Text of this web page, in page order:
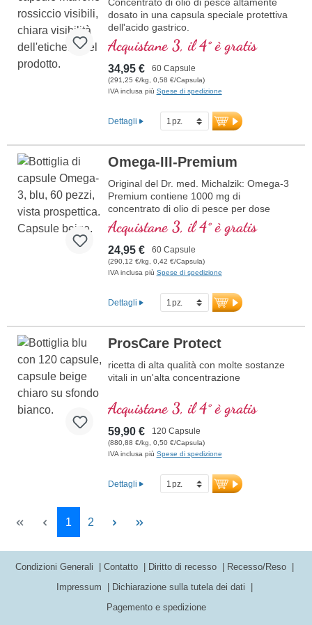
dosato in una capsula speciale protettiva
dell'acido gastrico.
Acquistane 3, il 4° è gratis
34,95 € 60 Capsule
(291,25 €/kg, 0,58 €/Capsula)
IVA inclusa più Spese di spedizione
Dettagli
Omega-III-Premium
Original del Dr. med. Michalzik: Omega-3
Premium contiene 1000 mg di
concentrato di olio di pesce per dose
giornaliera (1 capsula), di cui 360 mg di
EPA e 240 mg di DHA. Questo integratore
alimentare di alta qualità è ricco di acidi
grassi omega-3, privo di additivi e
prodotto in Germania. La sigillatura è
ulteriori informazioni su Omega-3
Premium
Acquistane 3, il 4° è gratis
24,95 € 60 Capsule
(290,12 €/kg, 0,42 €/Capsula)
IVA inclusa più Spese di spedizione
Dettagli
ProsCare Protect
ricetta di alta qualità con molte sostanze
vitali in un'alta concentrazione
Acquistane 3, il 4° è gratis
59,90 € 120 Capsule
(880,88 €/kg, 0,50 €/Capsula)
IVA inclusa più Spese di spedizione
Dettagli
Page
1 Page
2
Condizioni Generali Contatto Diritto di recesso
Recesso/Reso
Impressum
Dichiarazione sulla tutela dei dati
Pagemento e spedizione